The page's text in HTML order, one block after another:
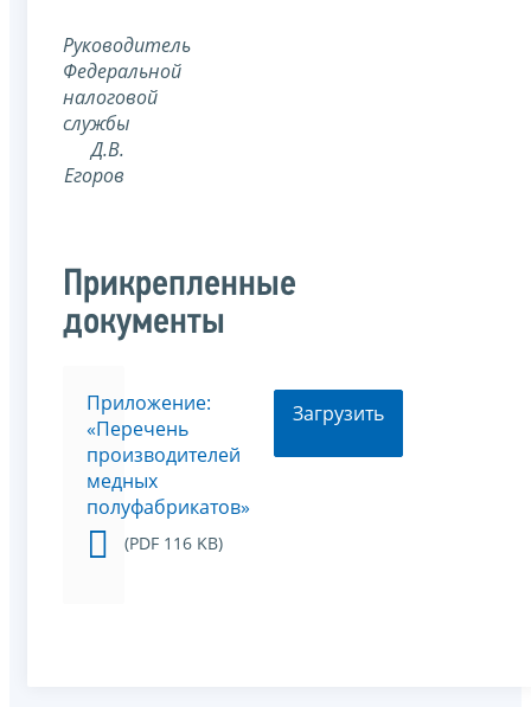
Руководитель
Федеральной
налоговой
службы
Д.В.
Егоров
Прикрепленные
документы
Приложение:
«Перечень
производителей
медных
полуфабрикатов»
(PDF 116 KB)
Загрузить